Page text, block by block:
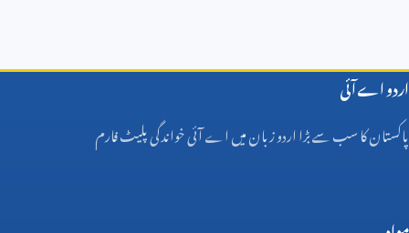
اردو اے آئی
پاکستان کا سب سے بڑا اردو زبان میں اے آئی خواندگی پلیٹ فارم